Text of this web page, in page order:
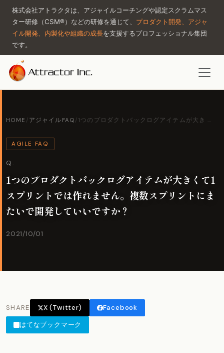
株式会社アトラクタは、アジャイルコーチングや認定スクラムマス
ター研修（CSM®）などの研修を通じて、 プロダクト開発、アジャ
イル開発、内製化や組織の成長を支援するプロフェッショナル集団
です。
HOME / アジャイルFAQ / 1つのプロダクトバックログアイテムが大き …
AGILE FAQ
Q.
1つのプロダクトバックログアイテムが大きくて1
スプリントでは作れません。複数スプリントにま
たいで開発していいですか？
2021/10/01
SHARE X (Twitter)
Facebook
はてなブックマーク